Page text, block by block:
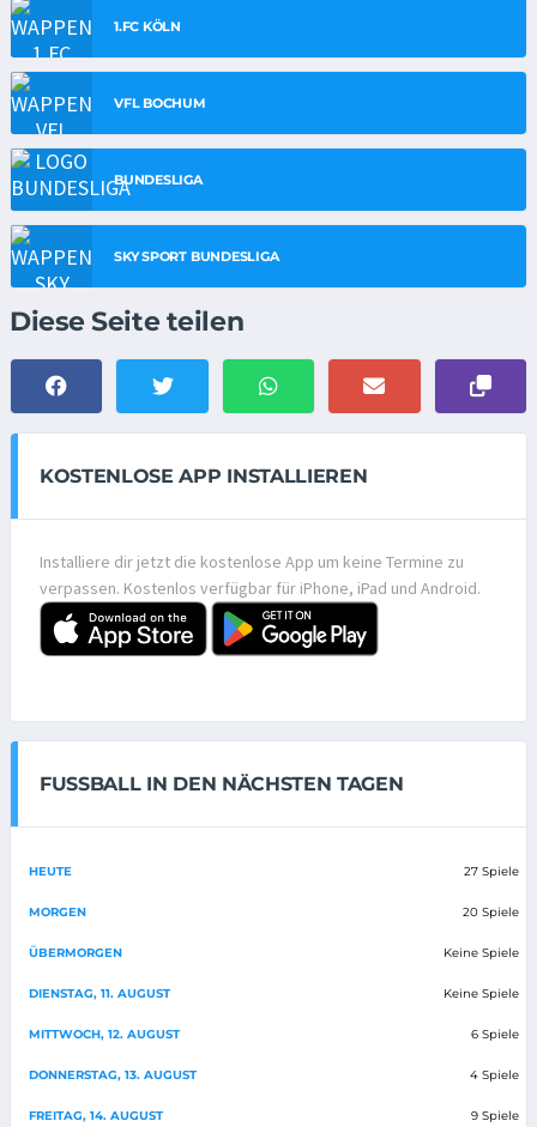
1.FC KÖLN
VFL BOCHUM
BUNDESLIGA
SKY SPORT BUNDESLIGA
Diese Seite teilen
KOSTENLOSE APP INSTALLIEREN
Installiere dir jetzt die kostenlose App um keine Termine zu
verpassen. Kostenlos verfügbar für iPhone, iPad und Android.
FUSSBALL IN DEN NÄCHSTEN TAGEN
HEUTE 27 Spiele
MORGEN 20 Spiele
ÜBERMORGEN Keine Spiele
DIENSTAG, 11. AUGUST Keine Spiele
MITTWOCH, 12. AUGUST 6 Spiele
DONNERSTAG, 13. AUGUST 4 Spiele
FREITAG, 14. AUGUST 9 Spiele